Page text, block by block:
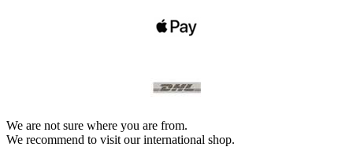
We are not sure where you are from.
We recommend to visit our international shop.